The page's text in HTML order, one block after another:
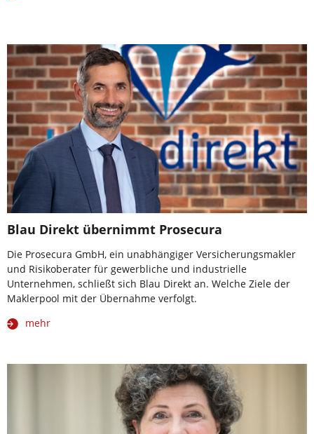
Blau Direkt übernimmt Prosecura
Die Prosecura GmbH, ein unabhängiger Versicherungsmakler
und Risikoberater für gewerbliche und industrielle
Unternehmen, schließt sich Blau Direkt an. Welche Ziele der
Maklerpool mit der Übernahme verfolgt.
mehr